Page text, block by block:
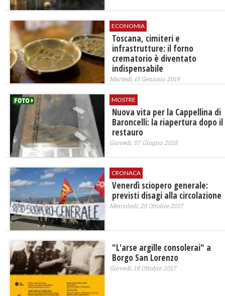
ECONOMIA
Toscana, cimiteri e
infrastrutture: il forno
crematorio è diventato
indispensabile
Martedì, 15 Gennaio 2019
MOSTRE
Nuova vita per la Cappellina di
Baroncelli: la riapertura dopo il
restauro
Giovedì, 07 Giugno 2018
CRONACA
Venerdì sciopero generale:
previsti disagi alla circolazione
Mercoledì, 25 Ottobre 2017
"L'arse argille consolerai" a
Borgo San Lorenzo
Giovedì, 19 Ottobre 2017